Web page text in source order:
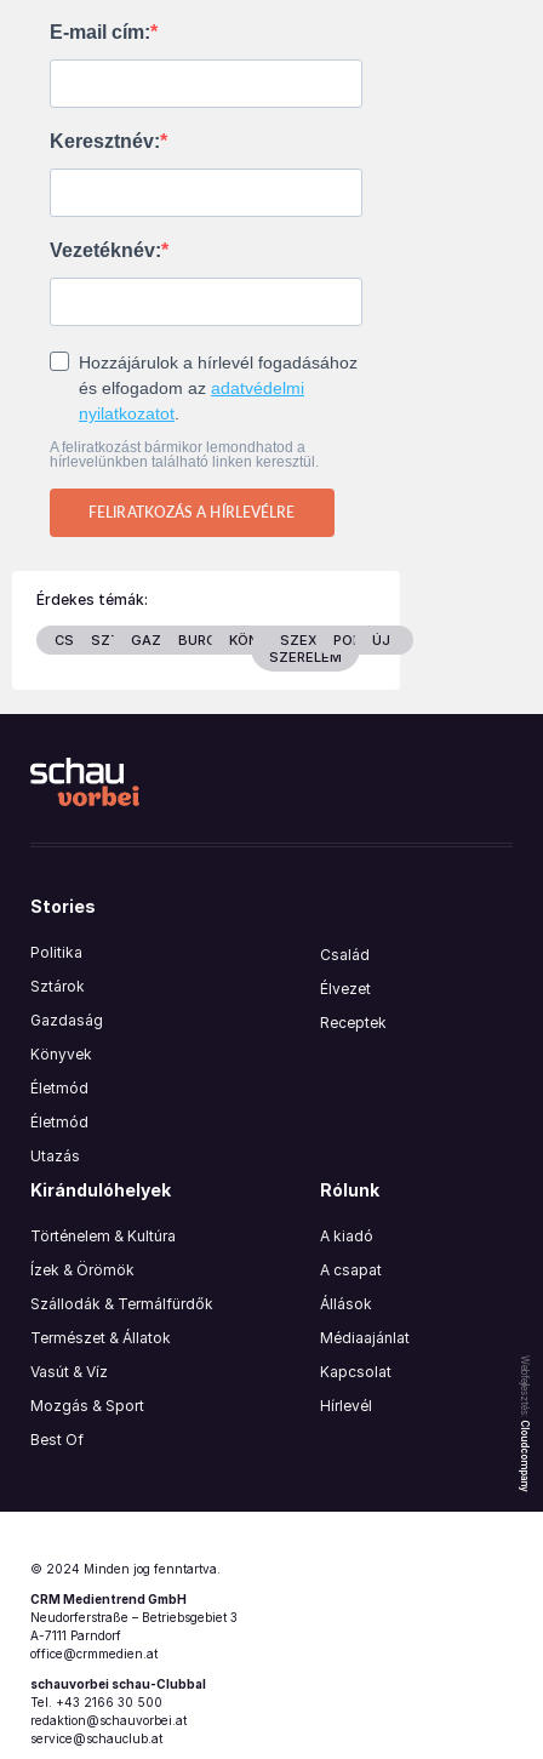
E-mail cím:
Keresztnév:
Vezetéknév:
Hozzájárulok a hírlevél fogadásához
és elfogadom az adatvédelmi
nyilatkozatot
A feliratkozást bármikor lemondhatod a
hírlevelünkben található linken keresztül.
FELIRATKOZÁS A HÍRLEVÉLRE
Érdekes témák:
CSALÁDSZTÁROKGAZDASÁGBURGENLANDKÖNYVEKSZEX &
SZERELEM
POLITIKA
ÚJ
Webfejlesztés:
Cloudcompany
Stories
Politika
Sztárok
Gazdaság
Könyvek
Életmód
Életmód
Utazás
Család
Élvezet
Receptek
Kirándulóhelyek
Történelem & Kultúra
Ízek & Örömök
Szállodák & Termálfürdők
Természet & Állatok
Vasút & Víz
Mozgás & Sport
Best Of
Rólunk
A kiadó
A csapat
Állások
Médiaajánlat
Kapcsolat
Hírlevél
© 2024 Minden jog fenntartva.
CRM Medientrend GmbH
Neudorferstraße – Betriebsgebiet 3
A-7111 Parndorf
office@crmmedien.at
schauvorbei schau-Clubbal
Tel. +43 2166 30 500
redaktion@schauvorbei.at
service@schauclub.at